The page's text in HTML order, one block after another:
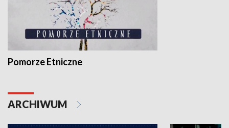
Pomorze Etniczne
ARCHIWUM